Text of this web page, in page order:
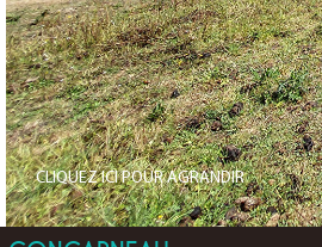
CLIQUEZ ICI POUR AGRANDIR